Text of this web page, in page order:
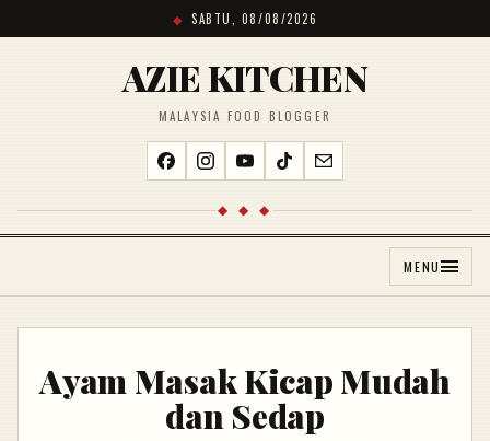
SABTU, 08/08/2026
AZIE KITCHEN
MALAYSIA FOOD BLOGGER
◆ ◆ ◆
MENU
Ayam Masak Kicap Mudah
dan Sedap